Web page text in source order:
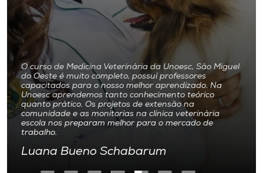
O curso de Medicina Veterinária da Unoesc, São Miguel
do Oeste é muito completo, possuí professores
capacitados para o nosso melhor aprendizado. Na
Unoesc aprendemos tanto conhecimento teórico
quanto prático. Os projetos de extensão na
comunidade e as monitorias na clínica veterinária
escola nos preparam melhor para o mercado de
trabalho.
Luana Bueno Schabarum